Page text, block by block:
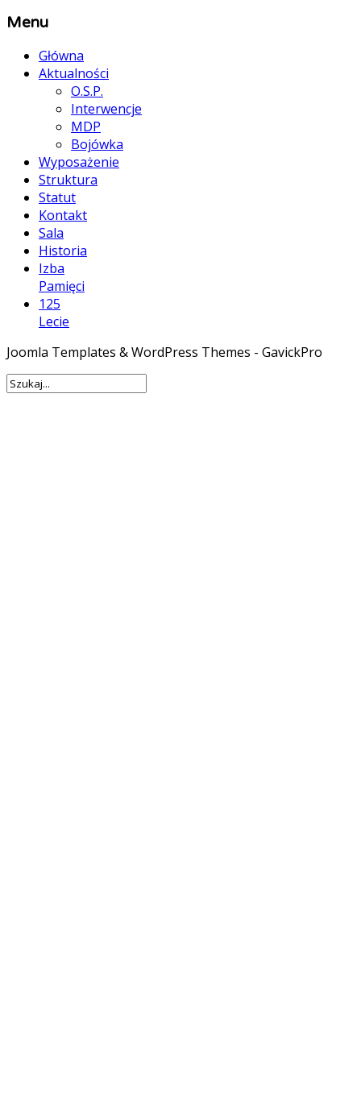
Menu
Główna
Aktualności
O.S.P.
Interwencje
MDP
Bojówka
Wyposażenie
Struktura
Statut
Kontakt
Sala
Historia
Izba
Pamięci
125
Lecie
Joomla Templates & WordPress Themes - GavickPro